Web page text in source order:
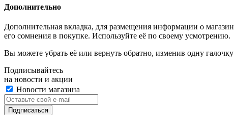
Дополнительно
Дополнительная вкладка, для размещения информации о
его сомнения в покупке. Используйте её по своему усмотрению.
Вы можете убрать её или вернуть обратно, изменив одну
Подписывайтесь
на новости и акции
Новости магазина